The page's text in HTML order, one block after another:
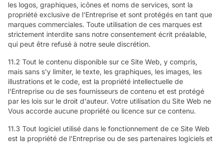
les logos, graphiques, icônes et noms de services, sont la
propriété exclusive de l'Entreprise et sont protégés en tant que
marques commerciales. Toute utilisation de ces marques est
strictement interdite sans notre consentement écrit préalable,
qui peut être refusé à notre seule discrétion.
11.2 Tout le contenu disponible sur ce Site Web, y compris,
mais sans s'y limiter, le texte, les graphiques, les images, les
illustrations et le code, est la propriété intellectuelle de
l'Entreprise ou de ses fournisseurs de contenu et est protégé
par les lois sur le droit d'auteur. Votre utilisation du Site Web ne
Vous accorde aucune propriété ou licence sur ce contenu.
11.3 Tout logiciel utilisé dans le fonctionnement de ce Site Web
est la propriété de l'Entreprise ou de ses partenaires logiciels et